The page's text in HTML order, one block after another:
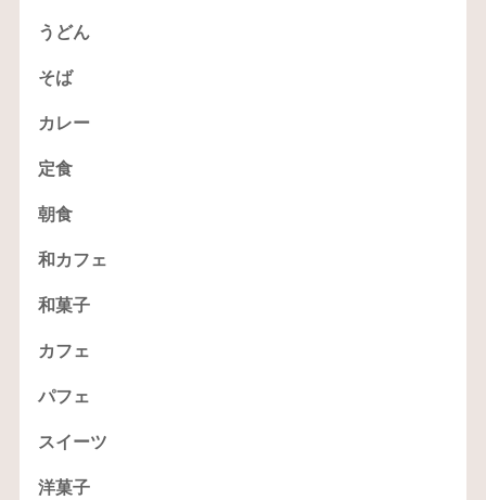
うどん
そば
カレー
定食
朝食
和カフェ
和菓子
カフェ
パフェ
スイーツ
洋菓子